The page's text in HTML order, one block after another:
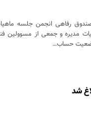
رفاهی انجمن جلسه
۹۸ با حضور هیات مدیره و جمعی از
وضعیت حساب…